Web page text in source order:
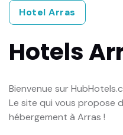
Hotel Arras
Hotels
Bienvenue sur
Le site qui vous propose
hébergement à Arras !